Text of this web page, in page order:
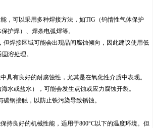
，可以采用多种焊接方法，如TIG（钨惰性气体保护
护焊）、焊条电弧焊等。
但焊接区域可能会出现晶间腐蚀倾向，因此建议使用低
溶处理。
具有良好的耐腐蚀性，尤其是在氧化性介质中表现。
水或盐水），可能会发生点蚀或应力腐蚀开裂。
钢接触，以防止铁污染导致锈蚀。
持良好的机械性能，适用于800°C以下的温度环境。但